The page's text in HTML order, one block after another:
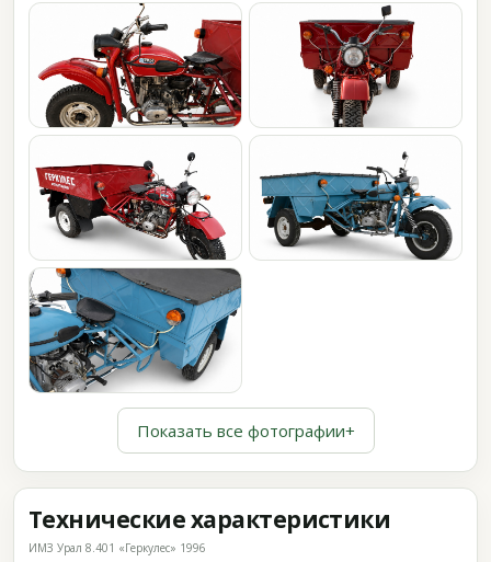
Показать все фотографии+
Технические характеристики
ИМЗ Урал 8.401 «Геркулес» 1996